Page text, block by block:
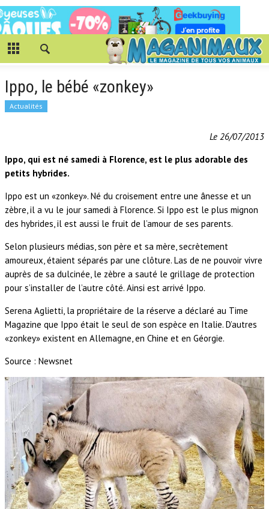
Ippo, le bébé «zonkey»
Actualités
Le 26/07/2013
Ippo, qui est né samedi à Florence, est le plus adorable des
petits hybrides.
Ippo est un «zonkey». Né du croisement entre une ânesse et un
zèbre, il a vu le jour samedi à Florence. Si Ippo est le plus mignon
des hybrides, il est aussi le fruit de l’amour de ses parents.
Selon plusieurs médias, son père et sa mère, secrètement
amoureux, étaient séparés par une clôture. Las de ne pouvoir vivre
auprès de sa dulcinée, le zèbre a sauté le grillage de protection
pour s’installer de l’autre côté. Ainsi est arrivé Ippo.
Serena Aglietti, la propriétaire de la réserve a déclaré au Time
Magazine que Ippo était le seul de son espèce en Italie. D’autres
«zonkey» existent en Allemagne, en Chine et en Géorgie.
Source : Newsnet